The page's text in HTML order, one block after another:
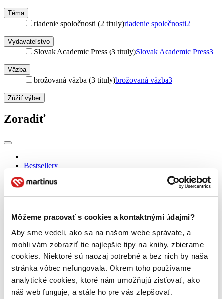
Môžeme pracovať s cookies a kontaktnými údajmi?
Aby sme vedeli, ako sa na našom webe správate, a
mohli vám zobraziť tie najlepšie tipy na knihy, zbierame
cookies. Niektoré sú naozaj potrebné a bez nich by naša
stránka vôbec nefungovala. Okrem toho používame
analytické cookies, ktoré nám umožňujú zisťovať, ako
náš web funguje, a stále ho pre vás zlepšovať.
Téma
riadenie spoločnosti (2 tituly)riadenie spoločnosti2
Vydavateľstvo
Slovak Academic Press (3 tituly)Slovak Academic Press3
Väzba
brožovaná väzba (3 tituly)brožovaná väzba3
Zúžiť výber
Zoradiť
Bestsellery
Novinky